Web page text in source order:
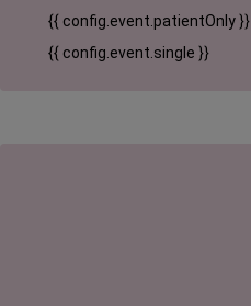
{{ config.event.patientOnly }}
{{ config.event.single }}